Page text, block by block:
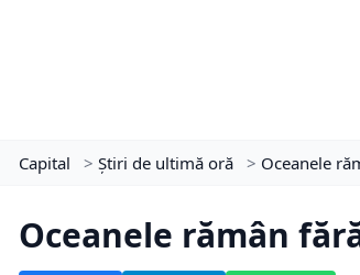
Capital > Știri de ultimă oră > Oceanele
Oceanele rămân